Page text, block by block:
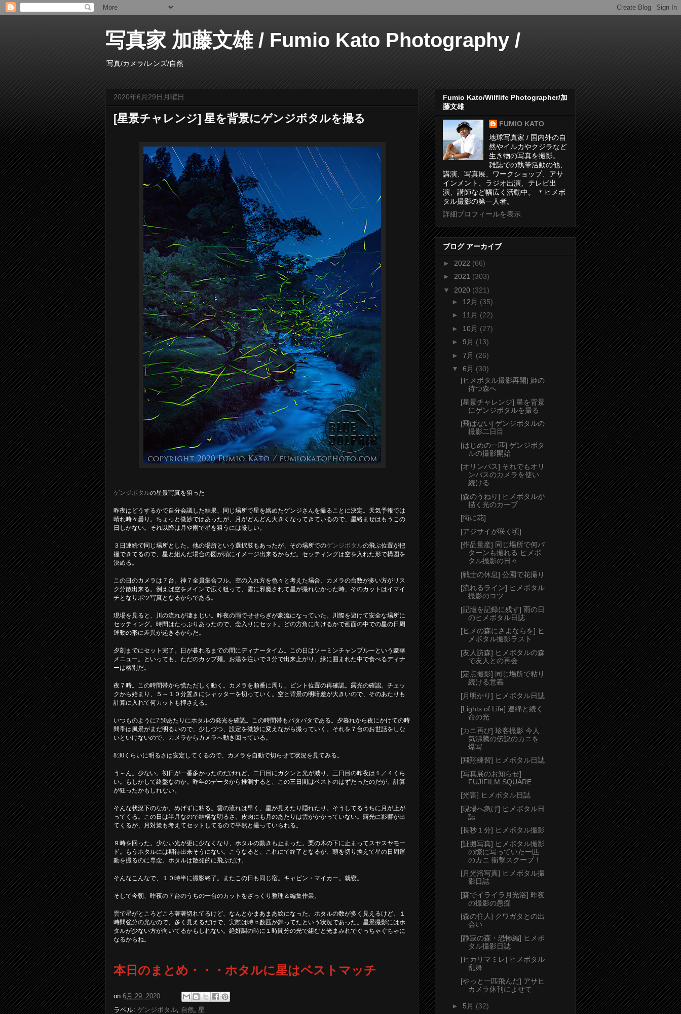
写真家 加藤文雄 / Fumio Kato Photography /
写真/カメラ/レンズ/自然
2020年6月29日月曜日
[星景チャレンジ] 星を背景にゲンジボタルを撮る
ゲンジボタルの星景写真を狙った
昨夜はどうするかで自分会議した結果、同じ場所で星を絡めたゲンジさんを撮ることに決定。天気予報では
晴れ時々曇り。ちょっと微妙ではあったが、月がどんどん大きくなってきているので、星絡ませはもうこの
日しかない。それ以降は月や雨で星を狙うには厳しい。
３日連続で同じ場所とした。他の場所という選択肢もあったが、その場所でのゲンジボタルの飛ぶ位置が把
握できてるので、星と組んだ場合の図が頭にイメージ出来るからだ。セッティングは空を入れた形で構図を
決める。
この日のカメラは７台。神７全員集合フル。空の入れ方を色々と考えた場合、カメラの台数が多い方がリス
ク分散出来る。例えば空をメインで広く狙って、雲に邪魔されて星が撮れなかった時、そのカットはイマイ
チとなりボツ写真となるからである。
現場を見ると、川の流れが凄まじい。昨夜の雨でせせらぎが豪流になっていた。川際を避けて安全な場所に
セッティング。時間はたっぷりあったので、念入りにセット。どの方角に向けるかで画面の中での星の日周
運動の形に差異が起きるからだ。
夕刻までにセット完了。日が暮れるまでの間にディナータイム。この日はソーミンチャンプルーという豪華
メニュー。といっても、ただのカップ麺。お湯を注いで３分で出来上がり。緑に囲まれた中で食べるディナ
ーは格別だ。
夜７時。この時間帯から慌ただしく動く。カメラを順番に周り、ピント位置の再確認。露光の確認。チェッ
クから始まり、５～１０分置きにシャッターを切っていく。空と背景の明暗差が大きいので、そのあたりも
計算に入れて何カットも押さえる。
いつものように7:50あたりにホタルの発光を確認。この時間帯もバタバタである。夕暮れから夜にかけての時
間帯は風景がまだ明るいので、少しづつ、設定を微妙に変えながら撮っていく。それを７台のお世話をしな
いといけないので、カメラからカメラへ動き回っている。
8:30くらいに明るさは安定してくるので、カメラを自動で切らせて状況を見てみる。
う～ん。少ない。初日が一番多かったのだけれど、二日目にガクンと光が減り、三日目の昨夜は１／４くら
い。もしかして終盤なのか。昨年のデータから推測すると、この三日間はベストのはずだったのだが、計算
が狂ったかもしれない。
そんな状況下のなか、めげずに粘る。雲の流れは早く、星が見えたり隠れたり。そうしてるうちに月が上が
ってくる。この日は半月なので結構な明るさ。皮肉にも月のあたりは雲がかかっていない。露光に影響が出
てくるが、月対策も考えてセットしてるので平然と撮っていられる。
９時を回った。少ない光が更に少なくなり、ホタルの動きも止まった。栗の木の下に止まってスヤスヤモー
ド。もうホタルには期待出来そうにない。こうなると、これにて終了となるが、頭を切り換えて星の日周運
動を撮るのに専念。ホタルは散発的に飛ぶだけ。
そんなこんなで、１０時半に撮影終了。またこの日も同じ宿。キャビン・マイカー。就寝。
そして今朝、昨夜の７台のうちの一台のカットをざっくり整理＆編集作業。
雲で星がところどころ著著切れてるけど、なんとかまあまあ絵になった。ホタルの数が多く見えるけど、１
時間強分の光なので、多く見えるだけで、実際は時々数匹が舞ってたという状況であった。星景撮影にはホ
タルが少ない方が向いてるかもしれない。絶好調の時に１時間分の光で組むと光まみれでぐっちゃぐちゃに
なるからね。
本日のまとめ・・・ホタルに星はベストマッチ
on 6月 29, 2020
ラベル: ゲンジボタル, 自然, 星
Fumio Kato/Wilflife Photographer/加
藤文雄
FUMIO KATO
地球写真家 / 国内外の自
然やイルカやクジラなど
生き物の写真を撮影。
雑誌での執筆活動の他、
講演、写真展、ワークショップ、アサ
インメント、ラジオ出演、テレビ出
演、講師など幅広く活動中。 ＊ヒメボ
タル撮影の第一人者。
詳細プロフィールを表示
ブログ アーカイブ
► 2022 (66)
► 2021 (303)
▼ 2020 (321)
► 12月 (35)
► 11月 (22)
► 10月 (27)
► 9月 (13)
► 7月 (26)
▼ 6月 (30)
[ヒメボタル撮影再開] 姫の
待つ森へ
[星景チャレンジ] 星を背景
にゲンジボタルを撮る
[飛ばない] ゲンジボタルの
撮影二日目
[はじめの一匹] ゲンジボタ
ルの撮影開始
[オリンパス] それでもオリ
ンパスのカメラを使い
続ける
[森のうねり] ヒメボタルが
描く光のカーブ
[街に花]
[アジサイが咲く頃]
[作品量産] 同じ場所で何パ
ターンも撮れる ヒメボ
タル撮影の日々
[戦士の休息] 公園で花撮り
[流れるライン] ヒメボタル
撮影のコツ
[記憶を記録に残す] 雨の日
のヒメボタル日誌
[ヒメの森にさよならを] ヒ
メボタル撮影ラスト
[友人訪森] ヒメボタルの森
で友人との再会
[定点撮影] 同じ場所で粘り
続ける意義
[月明かり] ヒメボタル日誌
[Lights of Life] 連綿と続く
命の光
[カニ再び] 珍客撮影 今人
気沸騰の伝説のカニを
爆写
[飛翔練習] ヒメボタル日誌
[写真展のお知らせ]
FUJIFILM SQUARE
[光害] ヒメボタル日誌
[現場へ急げ] ヒメボタル日
誌
[長秒１分] ヒメボタル撮影
[証拠写真] ヒメボタル撮影
の際に写っていた一匹
のカニ 衝撃スクープ！
[月光浴写真] ヒメボタル撮
影日誌
[森でイライラ月光浴] 昨夜
の撮影の愚痴
[森の住人] クワガタとの出
会い
[静寂の森・恐怖編] ヒメボ
タル撮影日誌
[ヒカリマミレ] ヒメボタル
乱舞
[やっと一匹飛んだ] アサヒ
カメラ休刊によせて
► 5月 (32)